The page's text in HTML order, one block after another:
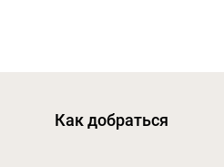
Как добраться